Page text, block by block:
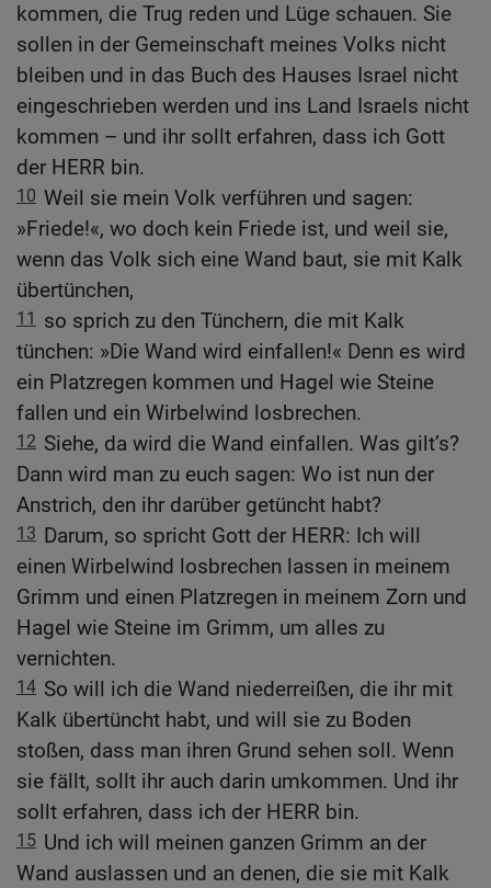
kommen, die Trug reden und Lüge schauen. Sie
sollen in der Gemeinschaft meines Volks nicht
bleiben und in das Buch des Hauses Israel nicht
eingeschrieben werden und ins Land Israels nicht
kommen – und ihr sollt erfahren, dass ich Gott
der HERR bin.
10 Weil sie mein Volk verführen und sagen:
»Friede!«, wo doch kein Friede ist, und weil sie,
wenn das Volk sich eine Wand baut, sie mit Kalk
übertünchen,
11
so sprich zu den Tünchern, die mit Kalk
tünchen: »Die Wand wird einfallen!« Denn es wird
ein Platzregen kommen und Hagel wie Steine
fallen und ein Wirbelwind losbrechen.
12 Siehe, da wird die Wand einfallen. Was gilt’s?
Dann wird man zu euch sagen: Wo ist nun der
Anstrich, den ihr darüber getüncht habt?
13 Darum, so spricht Gott der HERR: Ich will
einen Wirbelwind losbrechen lassen in meinem
Grimm und einen Platzregen in meinem Zorn und
Hagel wie Steine im Grimm, um alles zu
vernichten.
14 So will ich die Wand niederreißen, die ihr mit
Kalk übertüncht habt, und will sie zu Boden
stoßen, dass man ihren Grund sehen soll. Wenn
sie fällt, sollt ihr auch darin umkommen. Und ihr
sollt erfahren, dass ich der HERR bin.
15 Und ich will meinen ganzen Grimm an der
Wand auslassen und an denen, die sie mit Kalk